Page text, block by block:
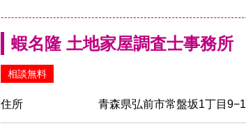
蝦名隆 土地家屋調査士事務所
相談無料
住所 青森県弘前市常盤坂1丁目9−1